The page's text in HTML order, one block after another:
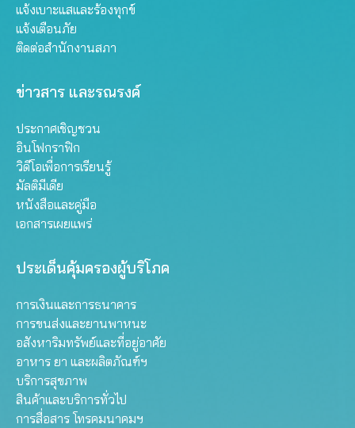
แจ้งเบาะแสและร้องทุกข์
แจ้งเตือนภัย
ติดต่อสำนักงานสภา
ข่าวสาร และรณรงค์
ประกาศเชิญชวน
อินโฟกราฟิก
วิดีโอเพื่อการเรียนรู้
มัลติมีเดีย
หนังสือและคู่มือ
เอกสารเผยแพร่
ประเด็นคุ้มครองผู้บริโภค
การเงินและการธนาคาร
การขนส่งและยานพาหนะ
อสังหาริมทรัพย์และที่อยู่อาศัย
อาหาร ยา และผลิตภัณฑ์ฯ
บริการสุขภาพ
สินค้าและบริการทั่วไป
การสื่อสาร โทรคมนาคมฯ